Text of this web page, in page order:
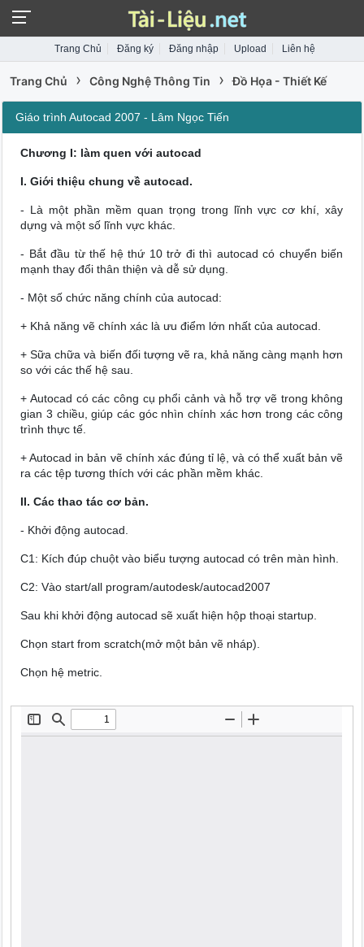
Trang Chủ Đăng ký Đăng nhập Upload Liên hệ
Trang Chủ › Công Nghệ Thông Tin › Đồ Họa - Thiết Kế
Giáo trình Autocad 2007 - Lâm Ngọc Tiến
Chương I: làm quen với autocad
I. Giới thiệu chung về autocad.
- Là một phần mềm quan trọng trong lĩnh vực cơ khí, xây
dựng và một số lĩnh vực khác.
- Bắt đầu từ thế hệ thứ 10 trở đi thì autocad có chuyển biến
mạnh thay đổi thân thiện và dễ sử dụng.
- Một số chức năng chính của autocad:
+ Khả năng vẽ chính xác là ưu điểm lớn nhất của autocad.
+ Sữa chữa và biến đối tượng vẽ ra, khả năng càng mạnh hơn
so với các thế hệ sau.
+ Autocad có các công cụ phổi cảnh và hỗ trợ vẽ trong không
gian 3 chiều, giúp các góc nhìn chính xác hơn trong các công
trình thực tế.
+ Autocad in bản vẽ chính xác đúng tỉ lệ, và có thể xuất bản vẽ
ra các tệp tương thích với các phần mềm khác.
II. Các thao tác cơ bản.
- Khởi động autocad.
C1: Kích đúp chuột vào biểu tượng autocad có trên màn hình.
C2: Vào start/all program/autodesk/autocad2007
Sau khi khởi động autocad sẽ xuất hiện hộp thoại startup.
Chọn start from scratch(mở một bản vẽ nháp).
Chọn hệ metric.